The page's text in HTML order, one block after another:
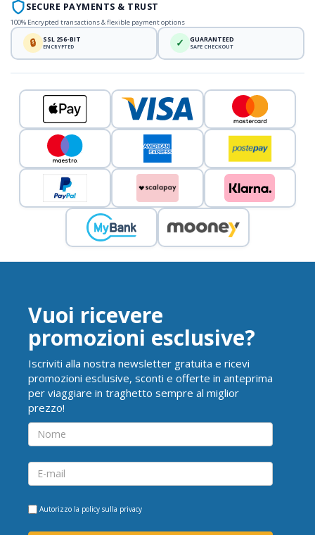
SECURE PAYMENTS & TRUST
100% Encrypted transactions & flexible payment options
🔒 SSL 256-BIT
ENCRYPTED ✓ GUARANTEED
SAFE CHECKOUT
Vuoi ricevere
promozioni esclusive?
Iscriviti alla nostra newsletter gratuita e ricevi
promozioni esclusive, sconti e offerte in anteprima
per viaggiare in traghetto sempre al miglior
prezzo!
Autorizzo la policy sulla privacy